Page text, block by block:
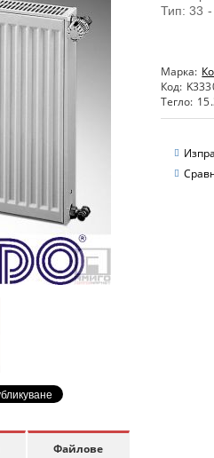
Тип: 33 -
Марка:
Код:
Тегло:
Файлове